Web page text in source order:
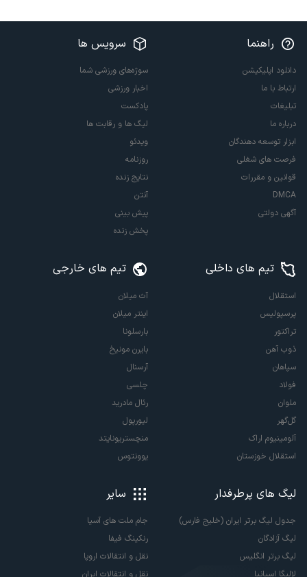
راهنما
دانلود اپلیکیشن
ارتباط با ما
تبلیغات
درباره ما
ابزار توسعه دهندگان
فرصت های شغلی
قوانین و مقررات
DMCA
آگهی دولتی
سرویس ها
سوژه‌های ورزشی شما
اخبار ورزشی
پادکست
لیگ ها و رقابت ها
ویدئو
روزنامه
نتایج زنده
آنتن
پیش بینی
پخش زنده
تیم های داخلی
استقلال
پرسپولیس
تراکتور
ذوب آهن
سپاهان
فولاد
ملوان
گل‌گهر
آلومینیوم اراک
استقلال خوزستان
تیم های خارجی
آث میلان
اینتر میلان
بارسلونا
بایرن مونیخ
آرسنال
چلسی
رئال مادرید
لیورپول
منچستریونایتد
یوونتوس
لیگ های پرطرفدار
جدول لیگ برتر ایران (خلیج فارس)
لیگ آزادگان
لیگ برتر انگلیس
لالیگا اسپانیا
سایر
جام ملت های آسیا
رنکینگ فیفا
نقل و انتقالات اروپا
نقل و انتقالات ایران